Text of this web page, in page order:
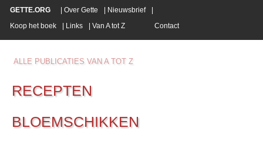
GETTE.ORG Over Gette Nieuwsbrief
Koop het boek
Links Van A tot Z Contact
ALLE PUBLICATIES VAN A TOT Z
RECEPTEN
BLOEMSCHIKKEN